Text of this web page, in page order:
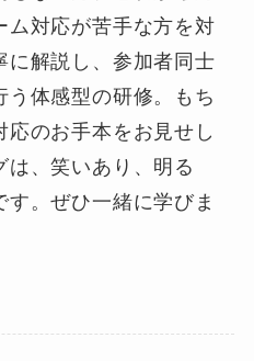
ム対応が苦手な方を対
に解説し、参加者同士
う体感型の研修。もち
応のお手本をお見せし
は、笑いあり、明る
す。ぜひ一緒に学びま